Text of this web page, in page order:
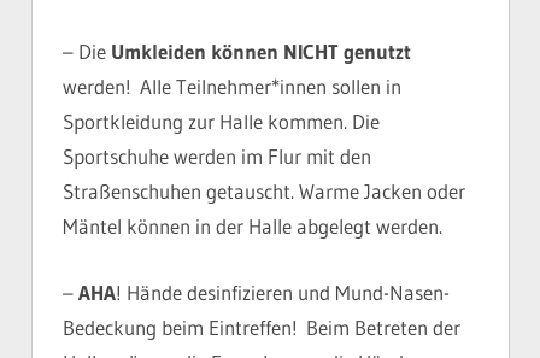
– Die Umkleiden können NICHT genutzt
werden! Alle Teilnehmer*innen sollen in
Sportkleidung zur Halle kommen. Die
Sportschuhe werden im Flur mit den
Straßenschuhen getauscht. Warme Jacken oder
Mäntel können in der Halle abgelegt werden.
–AHA! Hände desinfizieren und Mund-Nasen-
Bedeckung beim Eintreffen! Beim Betreten der